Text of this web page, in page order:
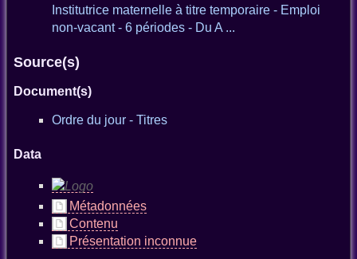
Institutrice maternelle à titre temporaire - Emploi
non-vacant - 6 périodes - Du A ...
Source(s)
Document(s)
Ordre du jour - Titres
Data
Métadonnées
Contenu
Présentation inconnue